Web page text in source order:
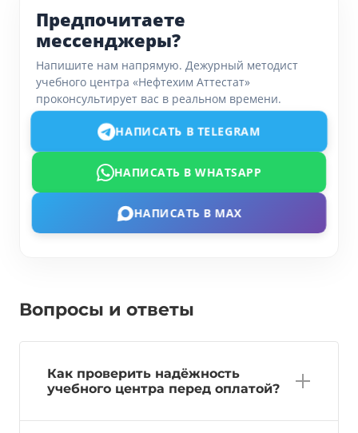
Предпочитаете
мессенджеры?
Напишите нам напрямую. Дежурный методист
учебного центра «Нефтехим Аттестат»
проконсультирует вас в реальном времени.
НАПИСАТЬ В TELEGRAM
НАПИСАТЬ В WHATSAPP
НАПИСАТЬ В MAX
Вопросы и ответы
Как проверить надёжность
учебного центра перед оплатой?